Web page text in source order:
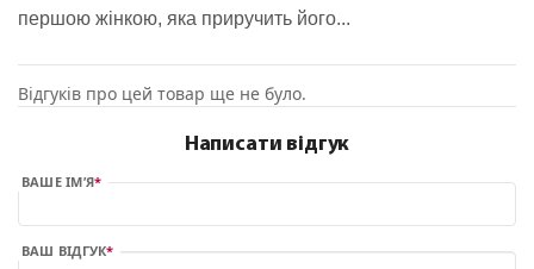
першою жінкою, яка приручить його...
Відгуків про цей товар ще не було.
Написати відгук
ВАШЕ ІМ’Я
ВАШ ВІДГУК